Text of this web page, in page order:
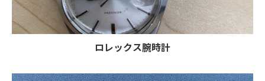
ロレックス腕時計